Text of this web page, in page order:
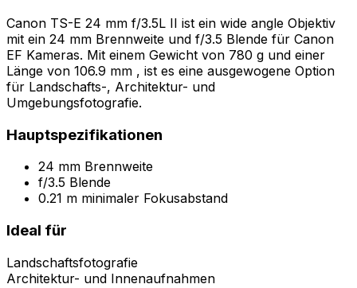
Canon TS-E 24 mm f/3.5L II ist ein wide angle Objektiv
mit ein 24 mm Brennweite und f/3.5 Blende für Canon
EF Kameras. Mit einem Gewicht von 780 g und einer
Länge von 106.9 mm , ist es eine ausgewogene Option
für Landschafts-, Architektur- und
Umgebungsfotografie.
Hauptspezifikationen
24 mm Brennweite
f/3.5 Blende
0.21 m minimaler Fokusabstand
Ideal für
Landschaftsfotografie
Architektur- und Innenaufnahmen